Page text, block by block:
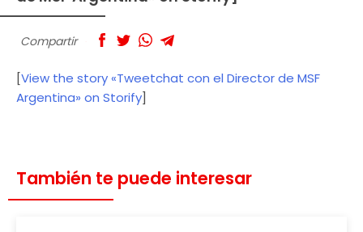
Compartir
[View the story «Tweetchat con el Director de MSF
Argentina» on Storify]
También te puede interesar